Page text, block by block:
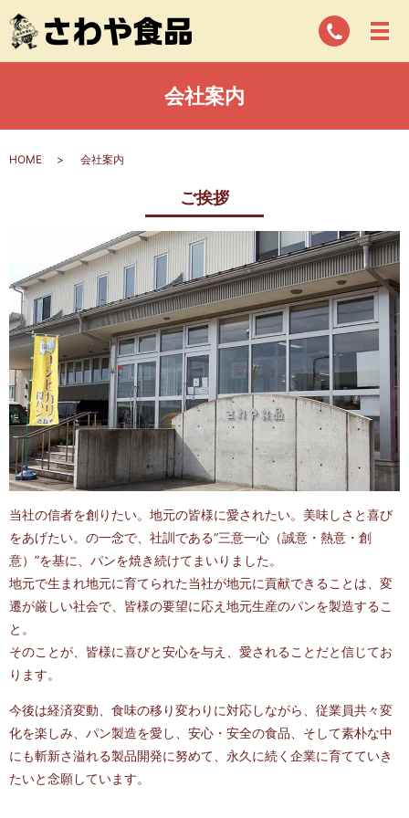
会社案内
HOME 会社案内
ご挨拶
当社の信者を創りたい。地元の皆様に愛されたい。美味しさと喜び
をあげたい。の一念で、社訓である“三意一心（誠意・熱意・創
意）”を基に、パンを焼き続けてまいりました。
地元で生まれ地元に育てられた当社が地元に貢献できることは、変
遷が厳しい社会で、皆様の要望に応え地元生産のパンを製造するこ
と。
そのことが、皆様に喜びと安心を与え、愛されることだと信じてお
ります。
今後は経済変動、食味の移り変わりに対応しながら、従業員共々変
化を楽しみ、パン製造を愛し、安心・安全の食品、そして素朴な中
にも斬新さ溢れる製品開発に努めて、永久に続く企業に育てていき
たいと念願しています。